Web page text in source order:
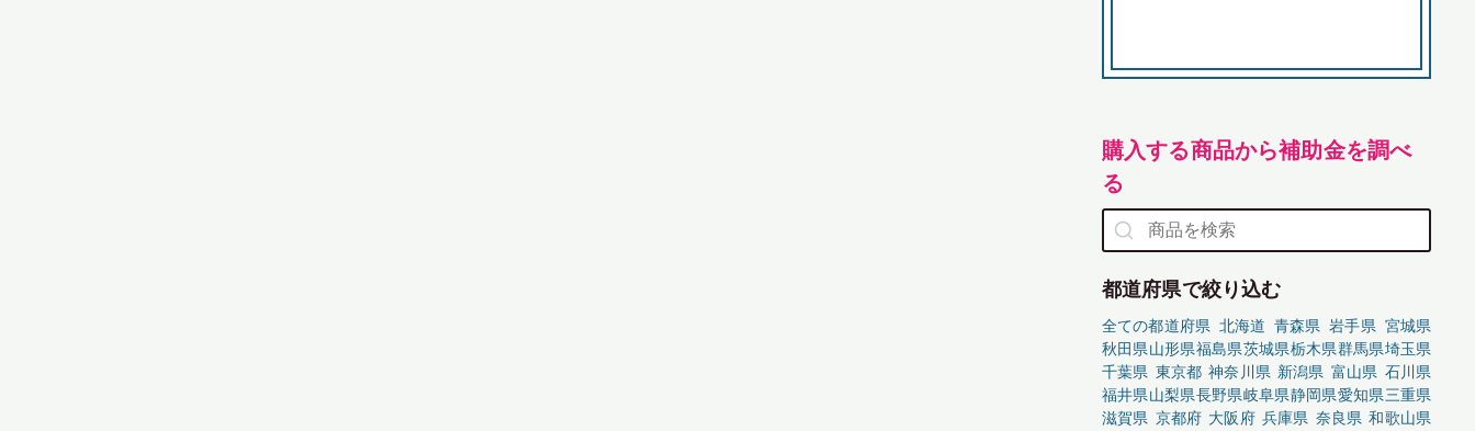
購入する商品から補助金を調べ
る
都道府県で絞り込む
全ての都道府県 北海道 青森県 岩手県 宮城県
秋田県山形県福島県茨城県栃木県群馬県埼玉県
千葉県 東京都 神奈川県 新潟県 富山県 石川県
福井県山梨県長野県岐阜県静岡県愛知県三重県
滋賀県 京都府 大阪府 兵庫県 奈良県 和歌山県